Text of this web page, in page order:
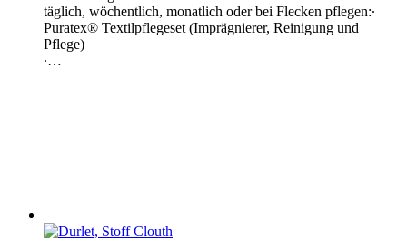
täglich, wöchentlich, monatlich oder bei Flecken pflegen:∙
Puratex® Textilpflegeset (Imprägnierer, Reinigung und
Pflege)
∙…